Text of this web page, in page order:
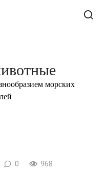
морских
0 968